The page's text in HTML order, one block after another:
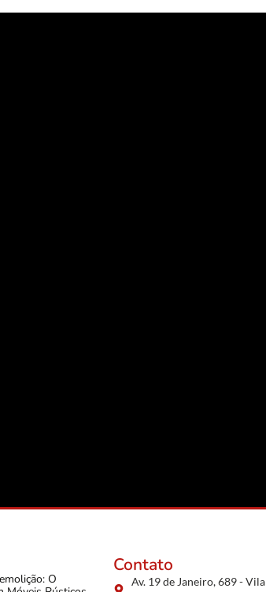
O
Contato
Av. 19 de Janeiro, 689 - Vila